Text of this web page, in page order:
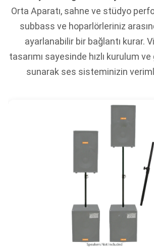
Orta Aparatı, sahne ve stüdyo
subbass ve hoparlörleriniz
ayarlanabilir bir bağlantı kurar.
tasarımı sayesinde hızlı kurulum
sunarak ses sisteminizin